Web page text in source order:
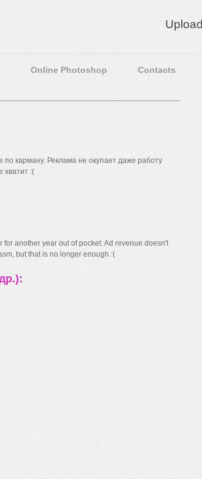
Upload
Online Photoshop Contacts
карману. Реклама не окупает даже работу
хватит :(
another year out of pocket. Ad revenue doesn't
but that is no longer enough :(